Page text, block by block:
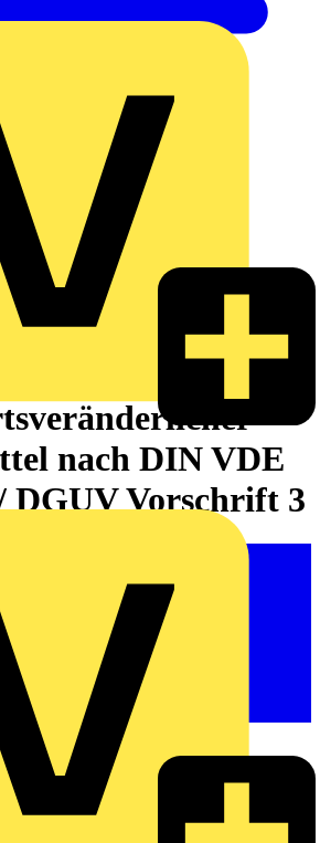
nach DIN VDE
DGUV Vorschrift 3